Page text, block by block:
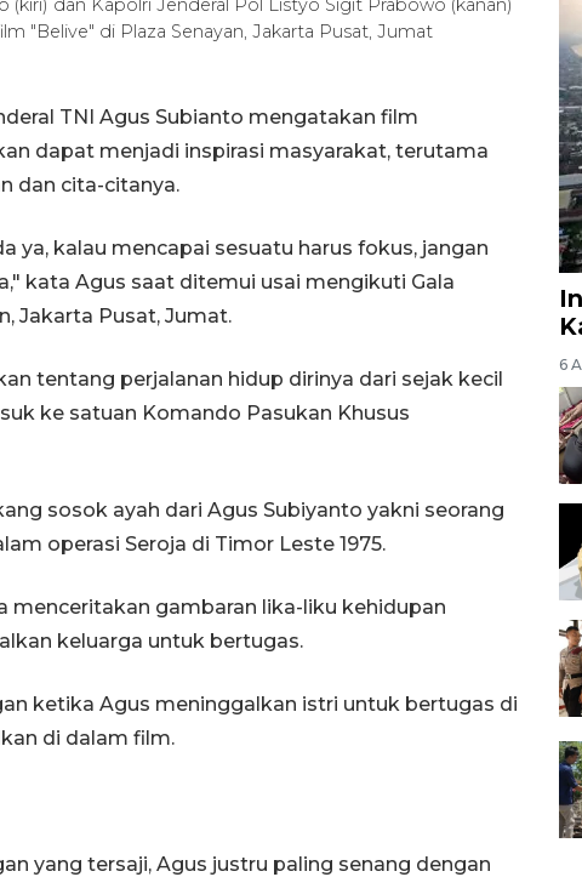
(kiri) dan Kapolri Jenderal Pol Listyo Sigit Prabowo (kanan)
"Belive" di Plaza Senayan, Jakarta Pusat, Jumat
TNI Agus Subianto mengatakan film
dapat menjadi inspirasi masyarakat, terutama
dan cita-citanya.
ya, kalau mencapai sesuatu harus fokus, jangan
kata Agus saat ditemui usai mengikuti Gala
Jakarta Pusat, Jumat.
tentang perjalanan hidup dirinya dari sejak kecil
ke satuan Komando Pasukan Khusus
sosok ayah dari Agus Subiyanto yakni seorang
operasi Seroja di Timor Leste 1975.
menceritakan gambaran lika-liku kehidupan
keluarga untuk bertugas.
ketika Agus meninggalkan istri untuk bertugas di
di dalam film.
yang tersaji, Agus justru paling senang dengan
6